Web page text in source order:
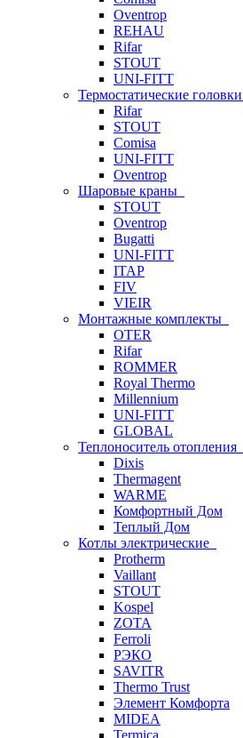
Oventrop
REHAU
Rifar
STOUT
UNI-FITT
Термостатические головки
Rifar
STOUT
Comisa
UNI-FITT
Oventrop
Шаровые краны
STOUT
Oventrop
Bugatti
UNI-FITT
ITAP
FIV
VIEIR
Монтажные комплекты
OTER
Rifar
ROMMER
Royal Thermo
Millennium
UNI-FITT
GLOBAL
Теплоноситель отопления
Dixis
Thermagent
WARME
Комфортный Дом
Теплый Дом
Котлы электрические
Protherm
Vaillant
STOUT
Kospel
ZOTA
Ferroli
РЭКО
SAVITR
Thermo Trust
Элемент Комфорта
MIDEA
Termica